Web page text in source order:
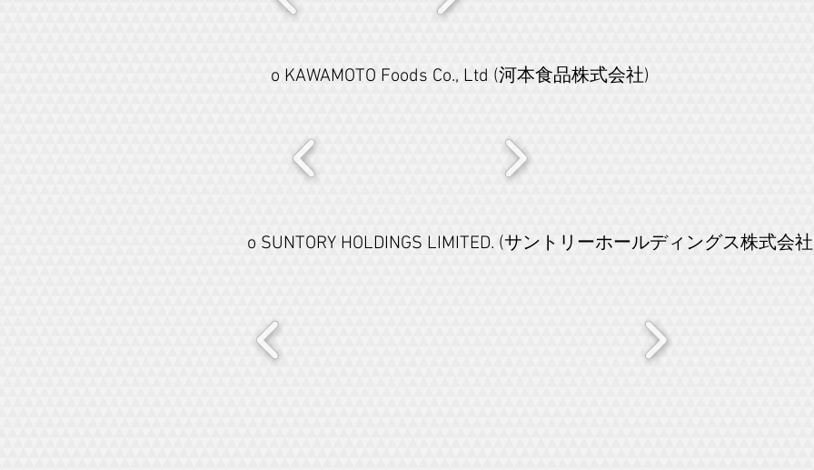
o KAWAMOTO Foods Co., Ltd (河本食品株式会社)
o SUNTORY HOLDINGS LIMITED. (サントリーホールディングス株式会